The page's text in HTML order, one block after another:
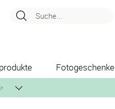
Suche...
Fotogeschenke